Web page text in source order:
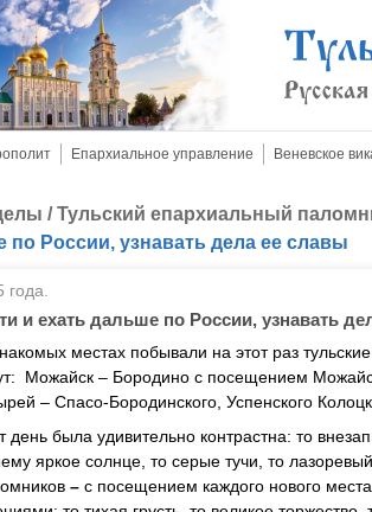
Епархиальное управление Веневское
/Тульский епархиальный
по России, узнавать дела ее славы
и ехать дальше по России, узнавать
местах побывали на этот раз
Можайск – Бородино с посещением
– Спасо-Бородинского, Успенского
день была удивительно контрастна: то
яркое солнце, то серые тучи, то
– с посещением каждого нового